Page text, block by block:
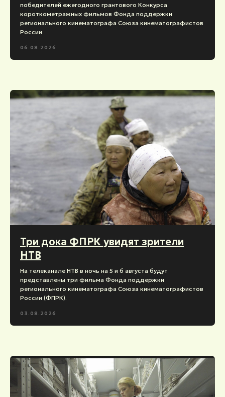
победителей ежегодного грантового Конкурса
короткометражных фильмов Фонда поддержки
регионального кинематографа Союза кинематографистов
России
06.08.2026
Три дока ФПРК увидят зрители
НТВ
На телеканале НТВ в ночь на 5 и 6 августа будут
представлены три фильма Фонда поддержки
регионального кинематографа Союза кинематографистов
России (ФПРК).
03.08.2026